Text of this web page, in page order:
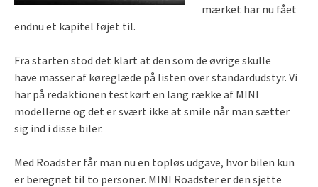
mærket har nu fået
endnu et kapitel føjet til.
Fra starten stod det klart at den som de øvrige skulle
have masser af køreglæde på listen over standardudstyr. Vi
har på redaktionen testkørt en lang række af MINI
modellerne og det er svært ikke at smile når man sætter
sig ind i disse biler.
Med Roadster får man nu en topløs udgave, hvor bilen kun
er beregnet til to personer. MINI Roadster er den sjette